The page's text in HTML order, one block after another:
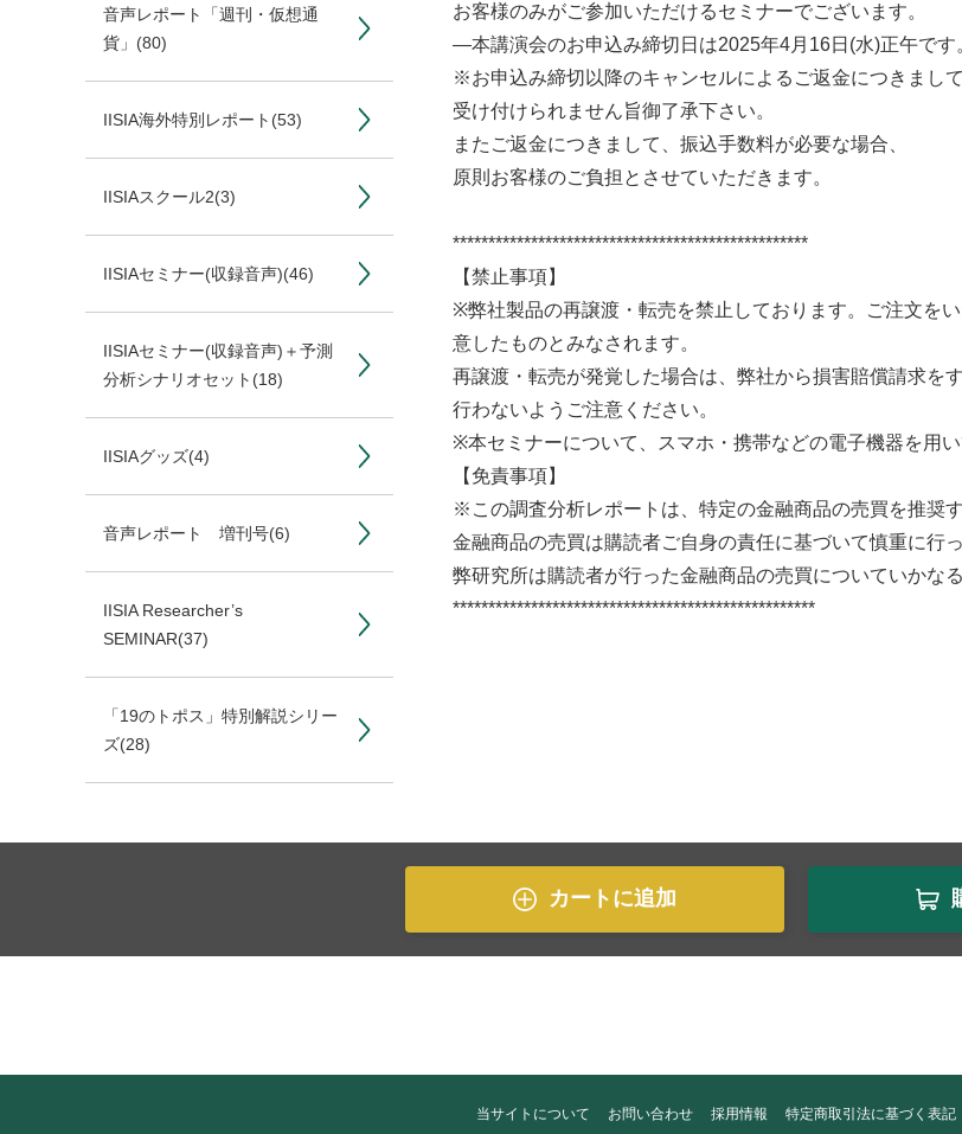
音声レポート「週刊・仮想通
貨」 (80)
IISIA海外特別レポート (53)
IISIAスクール2(3)
IISIAセミナー(収録音声)(46)
IISIAセミナー(収録音声)＋予測
分析シナリオセット (18)
IISIAグッズ(4)
音声レポート 増刊号(6)
IISIA Researcher’s
SEMINAR(37)
「19のトポス」特別解説シリー
ズ(28)
お客様のみがご参加いただけるセミナーでございます。
―本講演会のお申込み締切日は2025年4月16日(水)正午で
※お申込み締切以降のキャンセルによるご返金につきまして
受け付けられません旨御了承下さい。
またご返金につきまして、振込手数料が必要な場合、
原則お客様のご負担とさせていただきます。
**************************************************
【禁止事項】
※弊社製品の再譲渡・転売を禁止しております。ご注文を
意したものとみなされます。
再譲渡・転売が発覚した場合は、弊社から損害賠償請求を
行わないようご注意ください。
※本セミナーについて、スマホ・携帯などの電子機器を用
【免責事項】
※この調査分析レポートは、特定の金融商品の売買を推奨
金融商品の売買は購読者ご自身の責任に基づいて慎重に行っ
弊研究所は購読者が行った金融商品の売買についていかな
***************************************************
カートに追加
当サイトについて お問い合わせ 採用情報 特定商取引法に基づく表記